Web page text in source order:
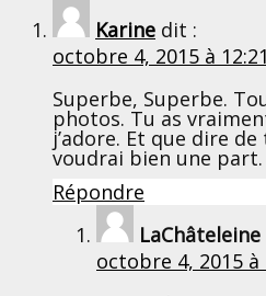
Karine dit :
octobre 4, 2015 à 12:21
Superbe, Superbe.
photos. Tu as
j’adore. Et que dire
voudrai bien une part.
Répondre
LaChâteleine
octobre 4, 2015 à